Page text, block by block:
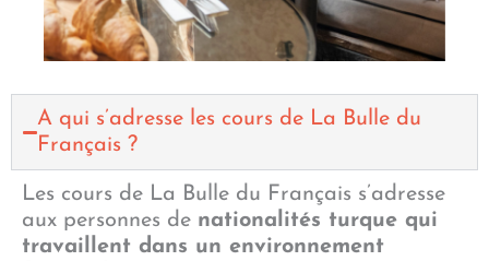
A qui s’adresse les cours de La Bulle du
Français ?
Les cours de La Bulle du Français s’adresse
aux personnes de nationalités turque qui
travaillent dans un environnement